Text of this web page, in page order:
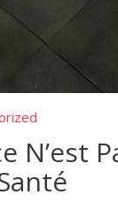
N’est